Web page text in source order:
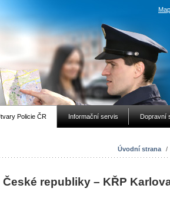
Policie ČR Informační servis Dopravní
Úvodní strana /
České republiky – KŘP